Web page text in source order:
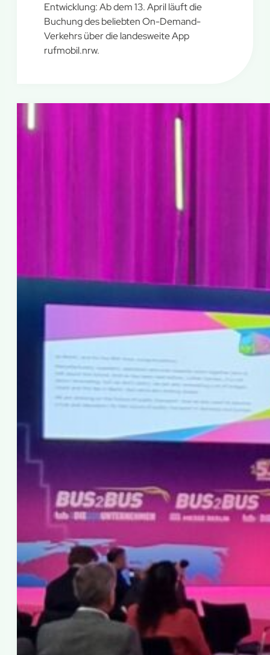
Entwicklung: Ab dem 13. April läuft die
Buchung des beliebten On-Demand-
Verkehrs über die landesweite App
rufmobil.nrw.